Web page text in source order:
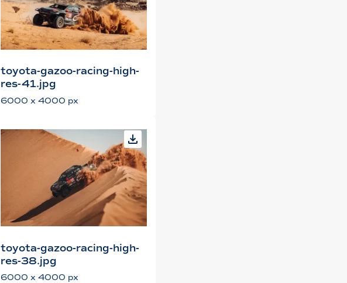
toyota-gazoo-racing-high-
res-41.jpg
6000 x 4000 px
toyota-gazoo-racing-high-
res-38.jpg
6000 x 4000 px